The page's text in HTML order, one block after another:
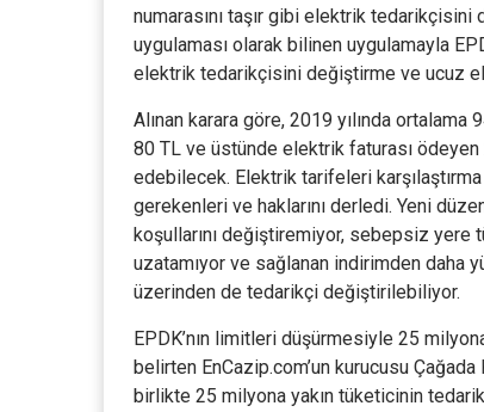
numarasını taşır gibi elektrik
uygulaması olarak bilinen uygulamayla
elektrik tedarikçisini değiştirme ve ucuz
Alınan karara göre, 2019 yılında
80 TL ve üstünde elektrik faturası
edebilecek. Elektrik tarifeleri
gerekenleri ve haklarını derledi. Yeni
koşullarını değiştiremiyor, sebepsiz
uzatamıyor ve sağlanan indirimden daha
üzerinden de tedarikçi değiştirilebiliyor.
EPDK’nın limitleri düşürmesiyle 25
belirten EnCazip.com’un kurucusu
birlikte 25 milyona yakın tüketicinin